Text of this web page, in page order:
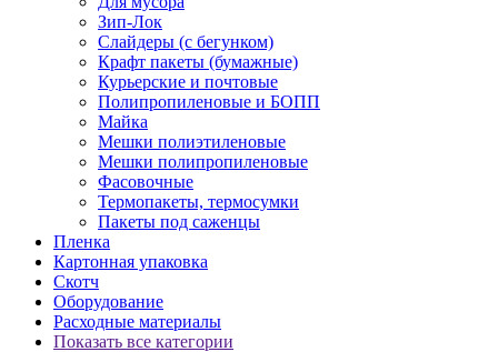
Зип-Лок
Слайдеры (с бегунком)
Крафт пакеты (бумажные)
Курьерские и почтовые
Полипропиленовые и БОПП
Майка
Мешки полиэтиленовые
Мешки полипропиленовые
Фасовочные
Термопакеты, термосумки
Пакеты под саженцы
Пленка
Картонная упаковка
Скотч
Оборудование
Расходные материалы
Показать все категории